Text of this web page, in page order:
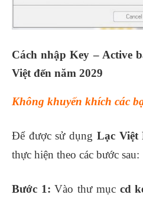
Cách nhập Key – Active
Việt đến năm 2029
Không khuyến khích các
Để được sử dụng Lạc Việt
thực hiện theo các bước sau:
Bước 1: Vào thư mục cd